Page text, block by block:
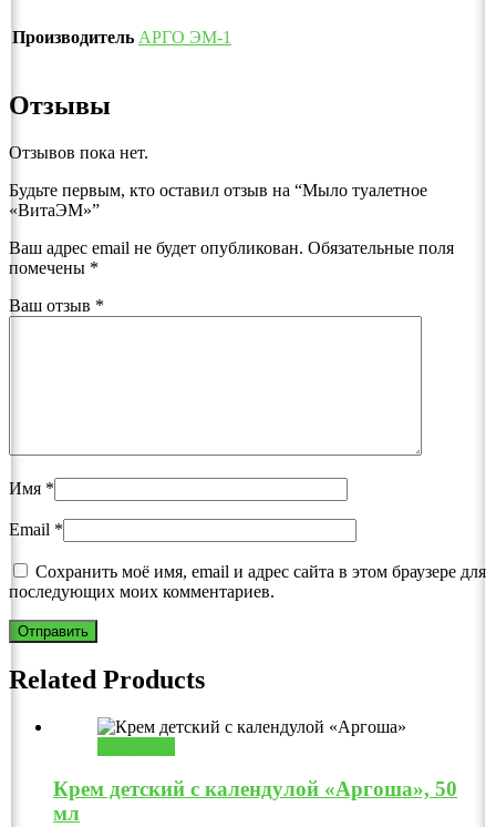
Производитель АРГО ЭМ-1
Отзывы
Отзывов пока нет.
Будьте первым, кто оставил отзыв на “Мыло туалетное
«ВитаЭМ»”
Ваш адрес email не будет опубликован. Обязательные поля
помечены *
Ваш отзыв *
Имя *
Email *
Сохранить моё имя, email и адрес сайта в этом браузере для
последующих моих комментариев.
Related Products
Крем детский с календулой «Аргоша», 50
мл